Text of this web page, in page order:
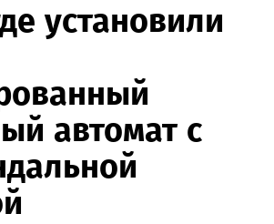
установили
автомат с